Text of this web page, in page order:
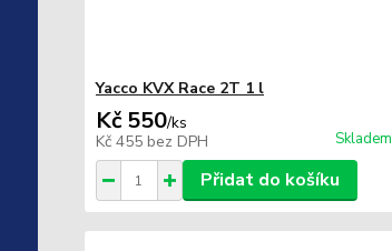
Yacco KVX Race 2T 1 l
Kč 550/ks
Kč 455 bez DPH Skladem
Přidat do košíku